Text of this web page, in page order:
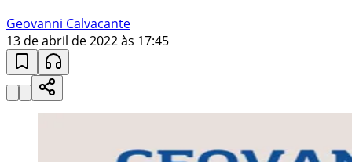
Geovanni Calvacante
13 de abril de 2022 às 17:45